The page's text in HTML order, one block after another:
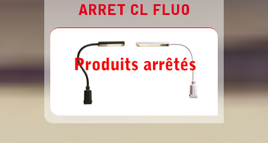
ARRET CL FLUO